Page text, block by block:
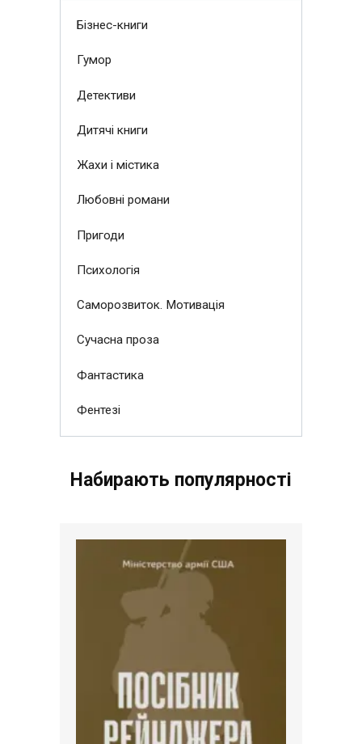
Бізнес-книги
Гумор
Детективи
Дитячі книги
Жахи і містика
Любовні романи
Пригоди
Психологія
Саморозвиток. Мотивація
Сучасна проза
Фантастика
Фентезі
Набирають популярності